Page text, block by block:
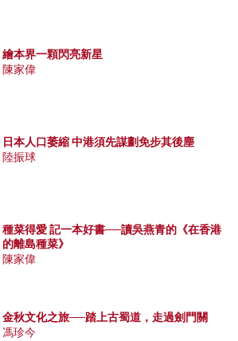
繪本界一顆閃亮新星
陳家偉
日本人口萎縮 中港須先謀劃免步其後塵
陸振球
種菜得愛 記一本好書──讀吳燕青的《在香港
的離島種菜》
陳家偉
金秋文化之旅──踏上古蜀道，走過劍門關
馮珍今